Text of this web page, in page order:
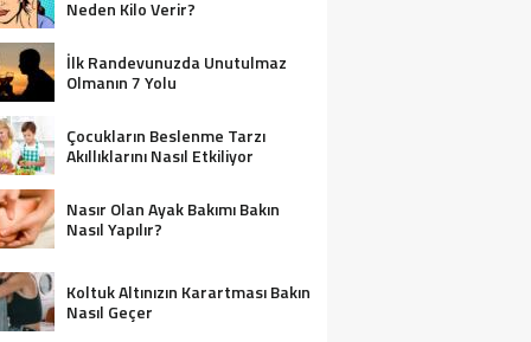
Neden Kilo Verir?
İlk Randevunuzda Unutulmaz
Olmanın 7 Yolu
Çocukların Beslenme Tarzı
Akıllıklarını Nasıl Etkiliyor
Nasır Olan Ayak Bakımı Bakın
Nasıl Yapılır?
Koltuk Altınızın Karartması Bakın
Nasıl Geçer